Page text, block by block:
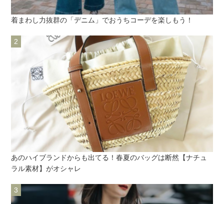
着まわし力抜群の「デニム」でおうちコーデを楽しもう！
あのハイブランドからも出てる！春夏のバッグは断然【ナチュ
ラル素材】がオシャレ